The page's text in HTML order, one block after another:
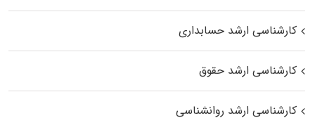
کارشناسی ارشد حسابداری
کارشناسی ارشد حقوق
کارشناسی ارشد روانشناسی